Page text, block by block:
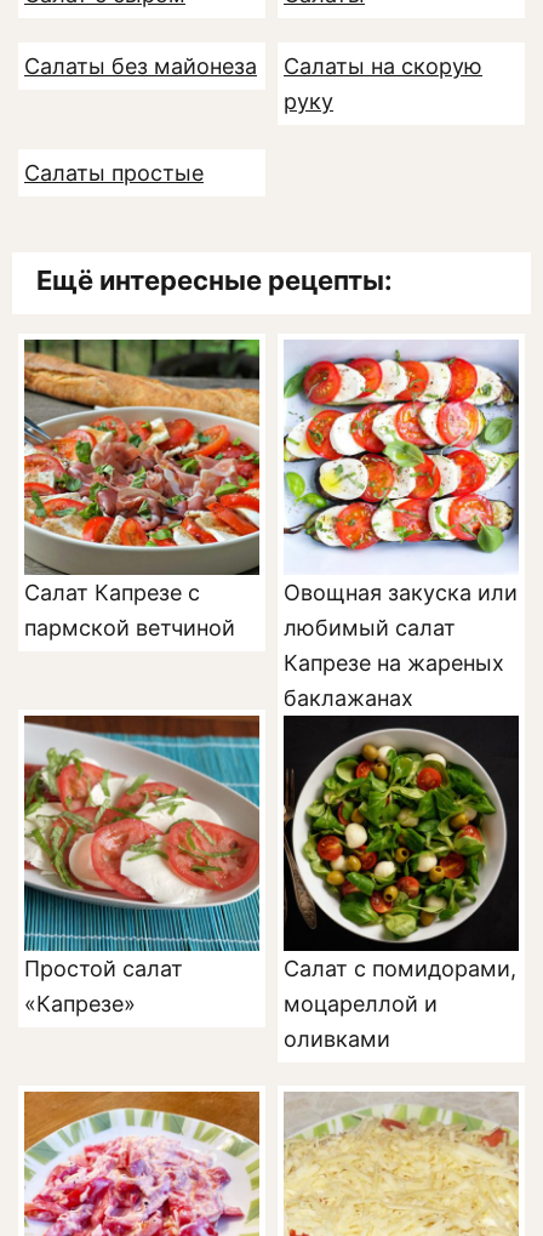
Салаты без майонеза
Салаты на скорую
руку
Салаты простые
Ещё интересные рецепты:
Салат Капрезе с
пармской ветчиной
Овощная закуска или
любимый салат
Капрезе на жареных
баклажанах
Простой салат
«Капрезе»
Салат с помидорами,
моцареллой и
оливками